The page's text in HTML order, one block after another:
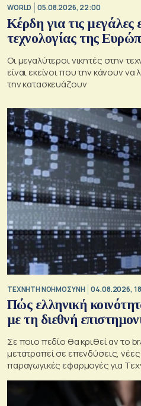
WORLD 05.08.2026, 22:00
Κέρδη για τις μεγάλες
τεχνολογίας της
Οι μεγαλύτεροι νικητές στην
είναι εκείνοι που την κάνουν να
την κατασκευάζουν
TΕΧΝΗΤΗ ΝΟΗΜΟΣΥΝΗ 04.08.2026,
Πώς ελληνική
με τη διεθνή
Σε ποιο πεδίο θα κριθεί αν το
μετατραπεί σε επενδύσεις, νέες
παραγωγικές εφαρμογές για